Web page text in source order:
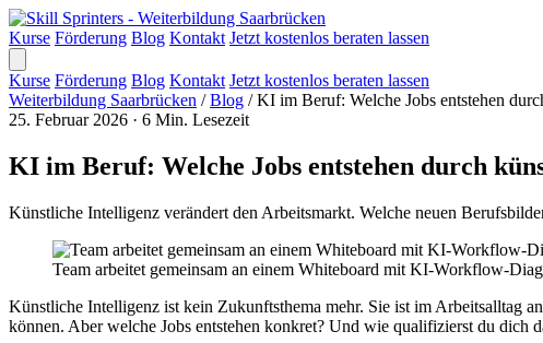
Kurse Förderung Blog Kontakt Jetzt kostenlos beraten lassen
Kurse Förderung Blog Kontakt Jetzt kostenlos beraten lassen
Weiterbildung Saarbrücken / Blog / KI im Beruf: Welche Jobs entstehen
25. Februar 2026 · 6 Min. Lesezeit
KI im Beruf: Welche Jobs entstehen durch
Künstliche Intelligenz verändert den Arbeitsmarkt. Welche neuen
Team arbeitet gemeinsam an einem Whiteboard mit KI-Workflow-
Künstliche Intelligenz ist kein Zukunftsthema mehr. Sie ist im Arbeitsalltag
können. Aber welche Jobs entstehen konkret? Und wie qualifizierst du dich